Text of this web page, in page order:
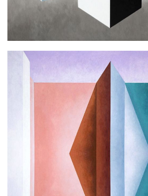
L.B. MIRAGE
Ακρυλικό σε καμβά